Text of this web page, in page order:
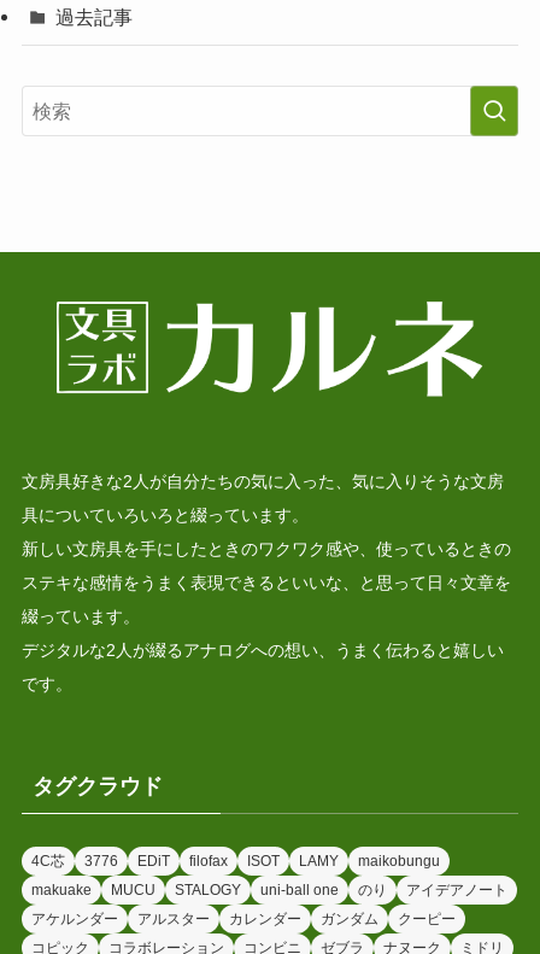
過去記事
文房具好きな2人が自分たちの気に入った、気に入りそうな文房
具についていろいろと綴っています。
新しい文房具を手にしたときのワクワク感や、使っているときの
ステキな感情をうまく表現できるといいな、と思って日々文章を
綴っています。
デジタルな2人が綴るアナログへの想い、うまく伝わると嬉しい
です。
タグクラウド
4C芯 3776 EDiT filofax ISOT LAMY
maikobungu
makuake
MUCU STALOGY uni-ball one のり
アイデアノート
アケルンダー
アルスター カレンダー ガンダム
クーピー
コピック
コラボレーション コンビニ ゼブラ ナヌーク ミドリ